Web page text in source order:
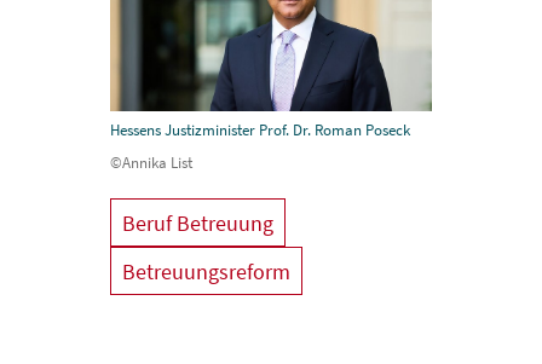
Hessens Justizminister Prof. Dr. Roman Poseck
©Annika List
Beruf Betreuung
Betreuungsreform